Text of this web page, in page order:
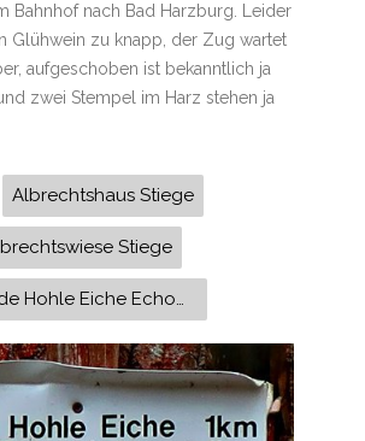
Bahnhof nach Bad Harzburg. Leider
Glühwein zu knapp, der Zug wartet
aufgeschoben ist bekanntlich ja
zwei Stempel im Harz stehen ja
Albrechtshaus Stiege
Stiege
Allrode Hohle Eiche Echowiese Wüstung Selkenfelde 30-jähriger Krieg HWN 57 HWN 55 HWN 59 Kloster Michaelstein